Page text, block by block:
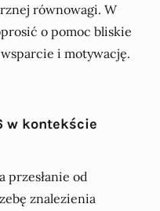
równowagi. W
o pomoc bliskie
i motywację.
w kontekście
przesłanie od
znalezienia